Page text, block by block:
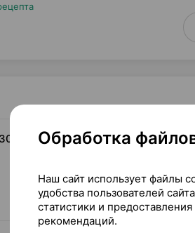
Квадрат-С Россия
Обработка
Наш сайт использует файлы
удобства пользователей
статистики и
рекомендаций.